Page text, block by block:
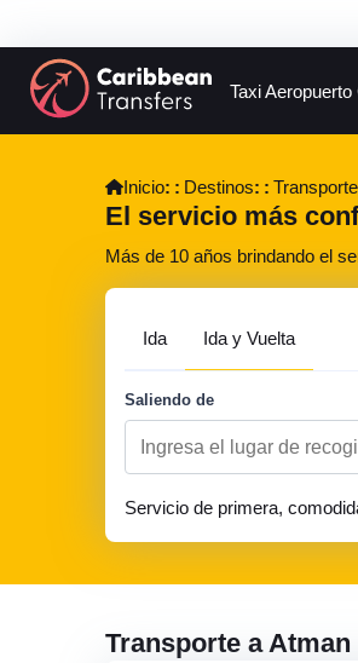
Taxi Aeropuerto
Inicio Destinos
El servicio más
Más de 10 años brindando el
Ida Ida y Vuelta
Saliendo de
Servicio de primera,
Transporte a